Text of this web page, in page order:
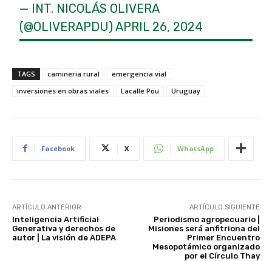
— INT. NICOLÁS OLIVERA
(@OLIVERAPDU)APRIL 26, 2024
TAGS camineria rural
emergencia vial
inversiones en obras viales
Lacalle Pou Uruguay
Facebook X WhatsApp
ARTÍCULO ANTERIOR
Inteligencia Artificial
Generativa y derechos de
autor | La visión de ADEPA
ARTÍCULO SIGUIENTE
Periodismo agropecuario |
Misiones será anfitriona del
Primer Encuentro
Mesopotámico organizado
por el Círculo Thay